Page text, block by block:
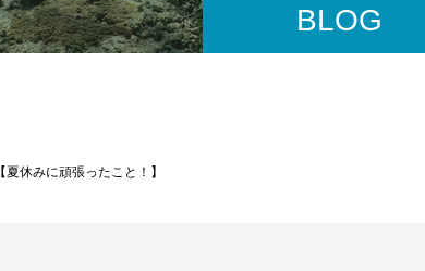
BLOG
【夏休みに頑張ったこと！】